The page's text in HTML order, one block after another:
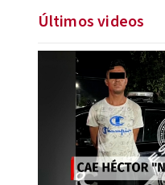
Últimos videos